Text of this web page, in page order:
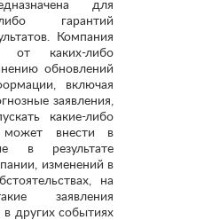
для
либо гарантий
Компания
от каких-либо
обновлений
включая
заявления,
какие-либо
может внести в
в результате
изменений в
на
заявления
других событиях